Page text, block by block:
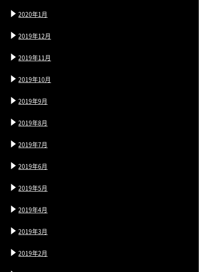
2020年1月
2019年12月
2019年11月
2019年10月
2019年9月
2019年8月
2019年7月
2019年6月
2019年5月
2019年4月
2019年3月
2019年2月